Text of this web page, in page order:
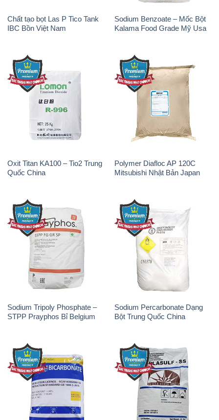
Chất tạo bọt Las P Tico Tank
IBC Bồn Việt Nam
Sodium Benzoate – Mốc Bột
Kalama Food Grade Mỹ Usa
Oxit Titan KA100 – Tio2 Trung
Quốc China
Polymer Diafloc AP 120C
Mitsubishi Nhật Bản Japan
Sodium Tripoly Phosphate –
STPP Prayphos Bỉ Belgium
Sodium Percarbonate Dạng
Bột Trung Quốc China